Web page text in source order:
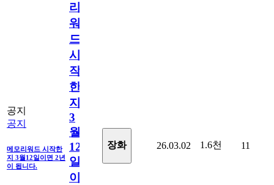
공지
공지
메모리워드 시작한
지 3월12일이면 2년
이 됩니다.
리
워
드
시
작
한
지
3
월
12
일
이
장화 26.03.02 1.6천 11